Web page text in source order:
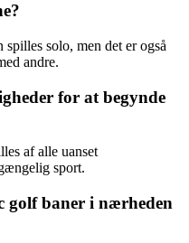
solo, men det er også
andre.
for at begynde
af alle uanset
sport.
golf baner i nærheden